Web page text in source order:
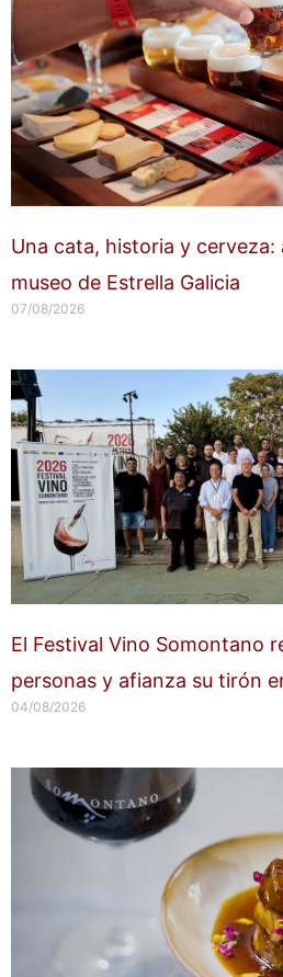
Una cata, historia y cerveza:
museo de Estrella Galicia
07/08/2026
El Festival Vino Somontano
personas y afianza su tirón
04/08/2026